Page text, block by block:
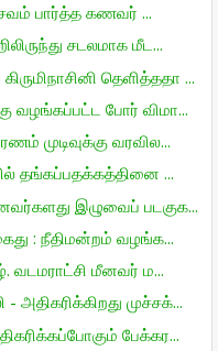
பார்த்த கணவர் ...
சடலமாக மீட...
தெளித்ததா ...
வழங்கப்பட்ட போர் விமா...
முடிவுக்கு வரவில...
தங்கப்பதக்கத்தினை ...
இழுவைப் படகுக...
: நீதிமன்றம் வழங்க...
வடமராட்சி மீனவர் ம...
அதிகரிக்கிறது முச்சக்...
பேக்கர...